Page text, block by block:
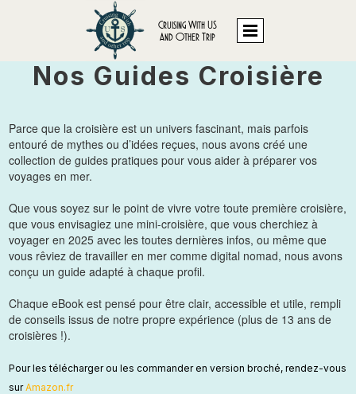
Cruising With US
And Other Trip
Nos Guides Croisière
Parce que la croisière est un univers fascinant, mais parfois
entouré de mythes ou d’idées reçues, nous avons créé une
collection de guides pratiques pour vous aider à préparer vos
voyages en mer.
Que vous soyez sur le point de vivre votre toute première croisière,
que vous envisagiez une mini-croisière, que vous cherchiez à
voyager en 2025 avec les toutes dernières infos, ou même que
vous rêviez de travailler en mer comme digital nomad, nous avons
conçu un guide adapté à chaque profil.
Chaque eBook est pensé pour être clair, accessible et utile, rempli
de conseils issus de notre propre expérience (plus de 13 ans de
croisières !).
Pour les télécharger ou les commander en version broché, rendez-vous
surAmazon.fr